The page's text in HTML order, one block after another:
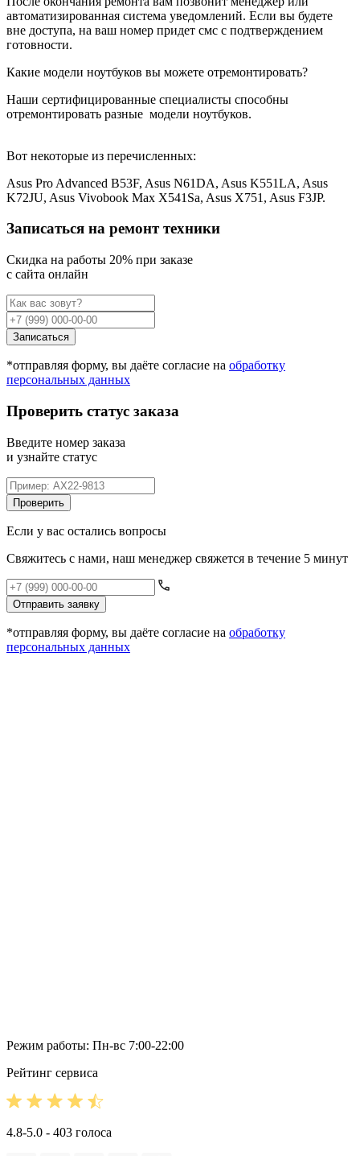
автоматизированная система уведомлений. Если вы будете
вне доступа, на ваш номер придет смс с подтверждением
готовности.
Какие модели ноутбуков вы можете отремонтировать?
Наши сертифицированные специалисты способны
отремонтировать разные модели ноутбуков.
Вот некоторые из перечисленных:
Asus Pro Advanced B53F, Asus N61DA, Asus K551LA, Asus
K72JU, Asus Vivobook Max X541Sa, Asus X751, Asus F3JP.
Записаться на ремонт техники
Cкидка на работы 20% при заказе
с сайта онлайн
Записаться
*отправляя форму, вы даёте согласие на обработку
персональных данных
Проверить статус заказа
Введите номер заказа
и узнайте статус
Проверить
Если у вас остались вопросы
Свяжитесь с нами, наш менеджер свяжется в течение 5 минут
Отправить заявку
*отправляя форму, вы даёте согласие на обработку
персональных данных
Режим работы: Пн-вс 7:00-22:00
Рейтинг сервиса
4.8-5.0 - 403 голоса